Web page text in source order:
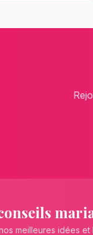
meilleures idées et